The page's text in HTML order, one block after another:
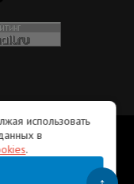
ivbg.ru
RSS
использовать
в
.